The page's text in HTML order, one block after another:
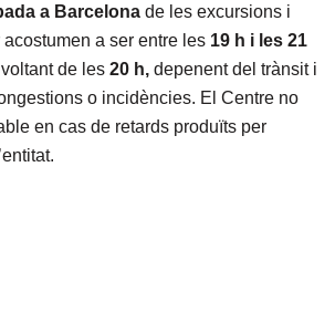
a Barcelona de les excursions i
a ser entre les 19 h i les 21
de les 20 h, depenent del trànsit i
o incidències. El Centre no
en cas de retards produïts per